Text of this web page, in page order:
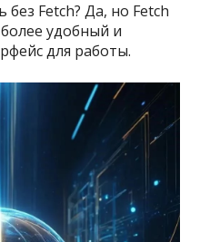
Fetch? Да, но Fetch
удобный и
для работы.